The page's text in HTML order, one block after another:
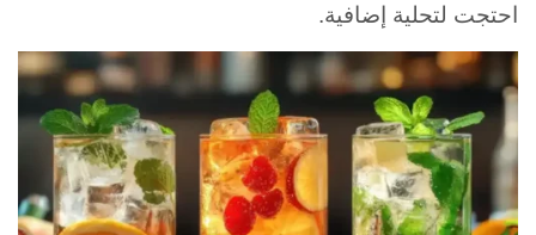
احتجت لتحلية إضافية.